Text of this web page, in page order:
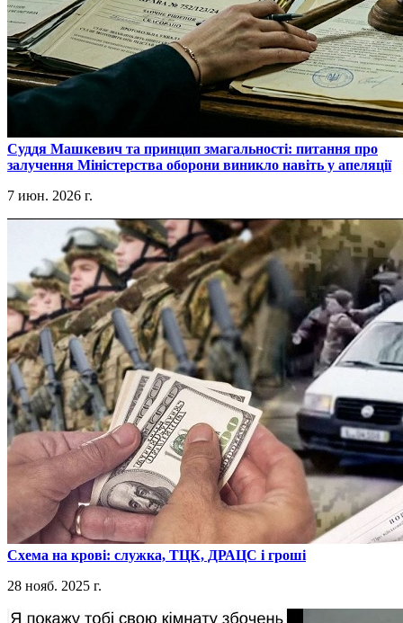
​Суддя Машкевич та принцип змагальності: питання про
залучення Міністерства оборони виникло навіть у апеляції
7 июн. 2026 г.
​Схема на крові: служка, ТЦК, ДРАЦС і гроші
28 нояб. 2025 г.